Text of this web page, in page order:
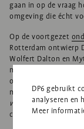
gaan in op de vraag
omgeving die écht
Op de voortgezet
Rotterdam ontwierp
Wolfert Dalton en
met een lichamelijke
over het campusplan,
motto:Leren,
waar het kan, en hoe
campus ontmoeten
DP6 gebruikt
analyseren en
Meer